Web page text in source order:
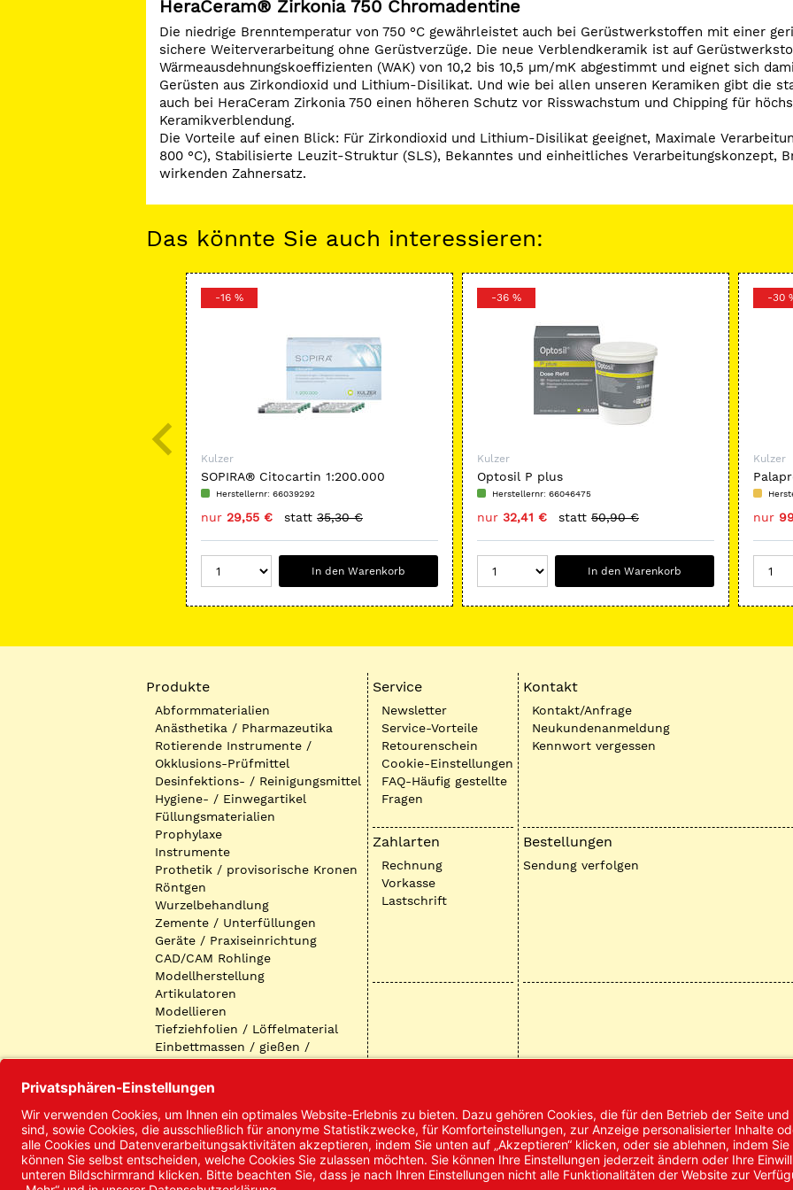
HeraCeram® Zirkonia 750 Chromadentine
Die niedrige Brenntemperatur von 750 °C gewährleistet auch bei Gerüstwerkstoffen mit einer
sichere Weiterverarbeitung ohne Gerüstverzüge. Die neue Verblendkeramik ist auf
Wärmeausdehnungskoeffizienten (WAK) von 10,2 bis 10,5 µm/mK abgestimmt und eignet sich
Gerüsten aus Zirkondioxid und Lithium-Disilikat. Und wie bei allen unseren Keramiken gibt die
auch bei HeraCeram Zirkonia 750 einen höheren Schutz vor Risswachstum und Chipping für
Keramikverblendung.
Die Vorteile auf einen Blick: Für Zirkondioxid und Lithium-Disilikat geeignet, Maximale
800 °C), Stabilisierte Leuzit-Struktur (SLS), Bekanntes und einheitliches Verarbeitungskonzept,
wirkenden Zahnersatz.
Das könnte Sie auch interessieren:
-16 %
Kulzer
SOPIRA® Citocartin 1:200.000
Herstellernr: 66039292
nur 29,55 € statt 35,30 €
In den Warenkorb
-36 %
Kulzer
Optosil P plus
Herstellernr: 66046475
nur 32,41 € statt 50,90 €
In den Warenkorb
-30
Kulzer
nur
Produkte
Abformmaterialien
Anästhetika / Pharmazeutika
Rotierende Instrumente /
Okklusions-Prüfmittel
Desinfektions- / Reinigungsmittel
Hygiene- / Einwegartikel
Füllungsmaterialien
Prophylaxe
Instrumente
Prothetik / provisorische Kronen
Röntgen
Wurzelbehandlung
Zemente / Unterfüllungen
Geräte / Praxiseinrichtung
CAD/CAM Rohlinge
Modellherstellung
Artikulatoren
Modellieren
Tiefziehfolien / Löffelmaterial
Einbettmassen / gießen /
Oberflächenbearbeitung
Keramik
Verblendmaterialien
Instrumente
Kieferorthopädie /
Klammerdrähte
Service
Newsletter
Service-Vorteile
Retourenschein
Cookie-Einstellungen
FAQ-Häufig gestellte
Fragen
Zahlarten
Rechnung
Vorkasse
Lastschrift
Kontakt
Kontakt/Anfrage
Neukundenanmeldung
Kennwort vergessen
Bestellungen
Sendung verfolgen